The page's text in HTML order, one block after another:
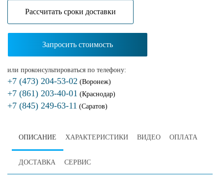
Расcчитать сроки доставки
Запросить стоимость
или проконсультироваться по телефону:
+7 (473) 204-53-02 (Воронеж)
+7 (861) 203-40-01 (Краснодар)
+7 (845) 249-63-11 (Саратов)
ОПИСАНИЕ ХАРАКТЕРИСТИКИ ВИДЕО ОПЛАТА
ДОСТАВКА СЕРВИС